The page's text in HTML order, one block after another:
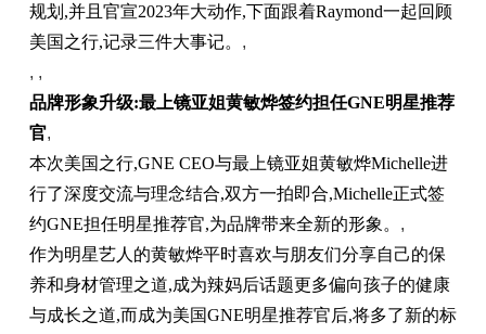
规划,并且官宣2023年大动作,下面跟着Raymond一起回顾
美国之行,记录三件大事记。 ,
, ,
品牌形象升级:最上镜亚姐黄敏烨签约担任GNE明星推荐
官,
本次美国之行,GNE CEO与最上镜亚姐黄敏烨Michelle进
行了深度交流与理念结合,双方一拍即合,Michelle正式签
约GNE担任明星推荐官,为品牌带来全新的形象。 ,
作为明星艺人的黄敏烨平时喜欢与朋友们分享自己的保
养和身材管理之道,成为辣妈后话题更多偏向孩子的健康
与成长之道,而成为美国GNE明星推荐官后,将多了新的标